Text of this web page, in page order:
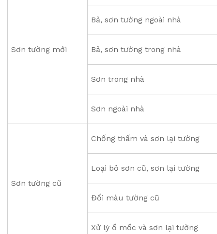
Sơn tường mới
Bả, sơn tường ngoài nhà
Bả, sơn tường trong nhà
Sơn trong nhà
Sơn ngoài nhà
Sơn tường cũ
Chống thấm và sơn lại tường
Loại bỏ sơn cũ, sơn lại tường
Đổi màu tường cũ
Xử lý ố mốc và sơn lại tường